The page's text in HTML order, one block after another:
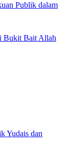
Publik dalam
Bukit Bait Allah
Yudais dan